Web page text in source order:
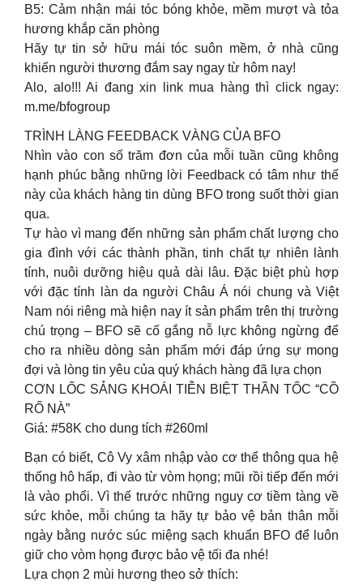
B5: Cảm nhận mái tóc bóng khỏe, mềm mượt và tỏa
hương khắp căn phòng
Hãy tự tin sở hữu mái tóc suôn mềm, ở nhà cũng
khiến người thương đắm say ngay từ hôm nay!
Alo, alo!!! Ai đang xin link mua hàng thì click ngay:
m.me/bfogroup
TRÌNH LÀNG FEEDBACK VÀNG CỦA BFO
Nhìn vào con số trăm đơn của mỗi tuần cũng không
hạnh phúc bằng những lời Feedback có tâm như thế
này của khách hàng tin dùng BFO trong suốt thời gian
qua.
Tự hào vì mang đến những sản phẩm chất lượng cho
gia đình với các thành phần, tinh chất tự nhiên lành
tính, nuôi dưỡng hiệu quả dài lâu. Đặc biệt phù hợp
với đặc tính làn da người Châu Á nói chung và Việt
Nam nói riêng mà hiện nay ít sản phẩm trên thị trường
chú trọng – BFO sẽ cố gắng nỗ lực không ngừng để
cho ra nhiều dòng sản phẩm mới đáp ứng sự mong
đợi và lòng tin yêu của quý khách hàng đã lựa chọn
CƠN LỐC SẢNG KHOÁI TIỄN BIỆT THẦN TỐC “CỒ
RỐ NÀ”
Giá: #58K cho dung tích #260ml
Bạn có biết, Cô Vy xâm nhập vào cơ thể thông qua hệ
thống hô hấp, đi vào từ vòm họng; mũi rồi tiếp đến mới
là vào phổi. Vì thế trước những nguy cơ tiềm tàng về
sức khỏe, mỗi chúng ta hãy tự bảo vệ bản thân mỗi
ngày bằng nước súc miệng sạch khuẩn BFO để luôn
giữ cho vòm họng được bảo vệ tối đa nhé!
Lựa chọn 2 mùi hương theo sở thích: